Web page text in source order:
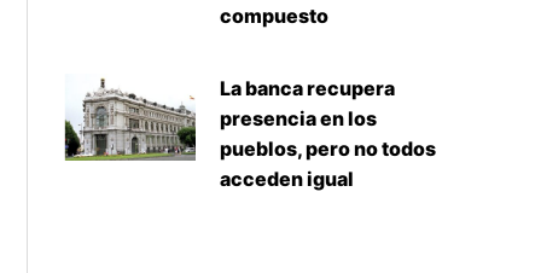
compuesto
La banca recupera
presencia en los
pueblos, pero no todos
acceden igual